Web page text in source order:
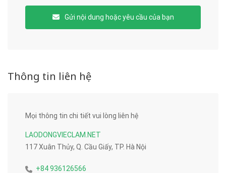
Gửi nội dung hoặc yêu cầu của bạn
Thông tin liên hệ
Mọi thông tin chi tiết vui lòng liên hệ
LAODONGVIECLAM.NET
117 Xuân Thủy, Q. Cầu Giấy, TP. Hà Nội
+84 936126566